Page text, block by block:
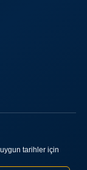
uygun tarihler için